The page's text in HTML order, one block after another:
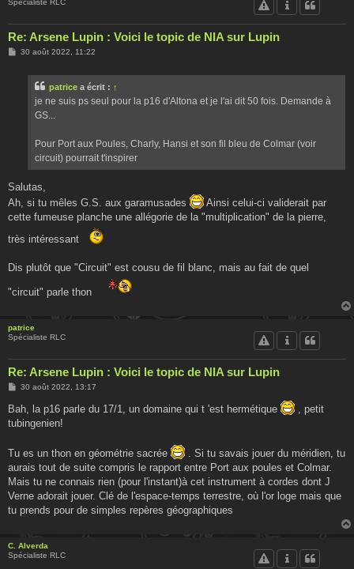
Re: Arsene Lupin : Voici le topic de NIA sur Lupin
M30 août 2022, 11:22
patrice a écrit : ↑
je ne suis ps seul pour la p16 d'Altona et je l'ai dit 50 fois. Demande à
GS...
Pour Port aux Poules, Charly, Hansi et son fil bleu de Colmar (voir
circuit) pourrait t'inspirer
Salutas,
Ah, si tu mêles G.S. aux garamusades
Ainsi celui-ci validerait par
cette fumeuse planche une allégorie de la "multiplication" de la pierre,
très intéressant
Dis plutôt que "Circuit" est cousu de fil blanc, mais au fait de quel
"circuit" parle thon
patrice
Spécialiste RLC
Re: Arsene Lupin : Voici le topic de NIA sur Lupin
M
s
s
a
30 août 2022, 13:17
Bah, la p16 parle du 17/1, un domaine qui t 'est hermétique
, petit
tubingenien!
Tu es un thon en géométrie sacrée
. Si tu savais jouer du méridien, tu
aurais tout de suite compris le rapport entre Port aux poules et Colmar.
Mais tu ne connais rien (pour l'instant)à cet instrument à cordes dont J
Verne adorait jouer. Clé de l'espace-temps terrestre, où l'or loge mais que
tu prends pour de simples repères géographiques
C. Alverda
Spécialiste RLC